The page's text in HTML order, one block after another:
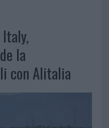
la
con Alitalia